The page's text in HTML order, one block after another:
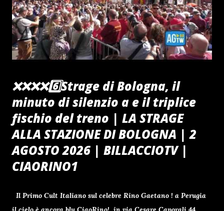
❌️❌️❌️❌️6️⃣Strage di Bologna, il
minuto di silenzio a e il triplice
fischio del treno | LA STRAGE
ALLA STAZIONE DI BOLOGNA | 2
AGOSTO 2026 | BILLACCIOTV |
CIAORINO1
Il Primo Cult Italiano sul celebre Rino Gaetano ! a Perugia